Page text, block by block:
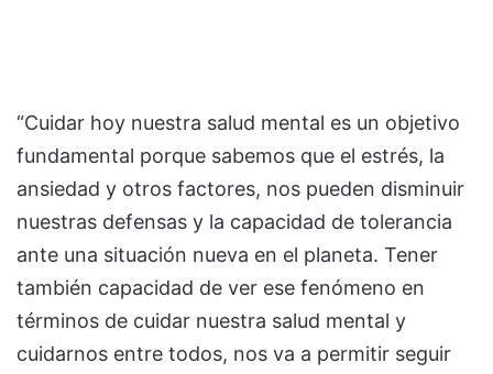
“Cuidar hoy nuestra salud mental es un objetivo
fundamental porque sabemos que el estrés, la
ansiedad y otros factores, nos pueden disminuir
nuestras defensas y la capacidad de tolerancia
ante una situación nueva en el planeta. Tener
también capacidad de ver ese fenómeno en
términos de cuidar nuestra salud mental y
cuidarnos entre todos, nos va a permitir seguir